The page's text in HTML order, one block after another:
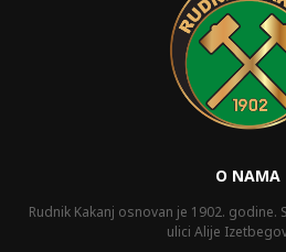
O NAMA
Rudnik Kakanj osnovan je 1902. godine.
ulici Alije